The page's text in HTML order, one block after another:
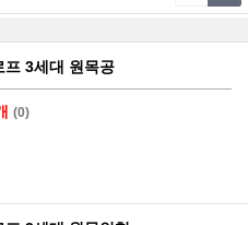
프 3세대 원목공
(0)